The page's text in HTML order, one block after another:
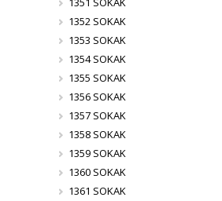
1352 SOKAK
1353 SOKAK
1354 SOKAK
1355 SOKAK
1356 SOKAK
1357 SOKAK
1358 SOKAK
1359 SOKAK
1360 SOKAK
1361 SOKAK